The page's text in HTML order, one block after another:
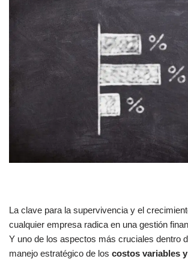
La clave para la supervivencia y el
cualquier empresa radica en una gestión
Y uno de los aspectos más cruciales dentro
manejo estratégico de los costos variables